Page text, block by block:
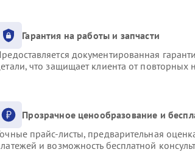
Гарантия на работы и запчасти
документированная
что защищает клиента от повторных
Прозрачное ценообразование и
прайс-листы, предварительная
и возможность бесплатной